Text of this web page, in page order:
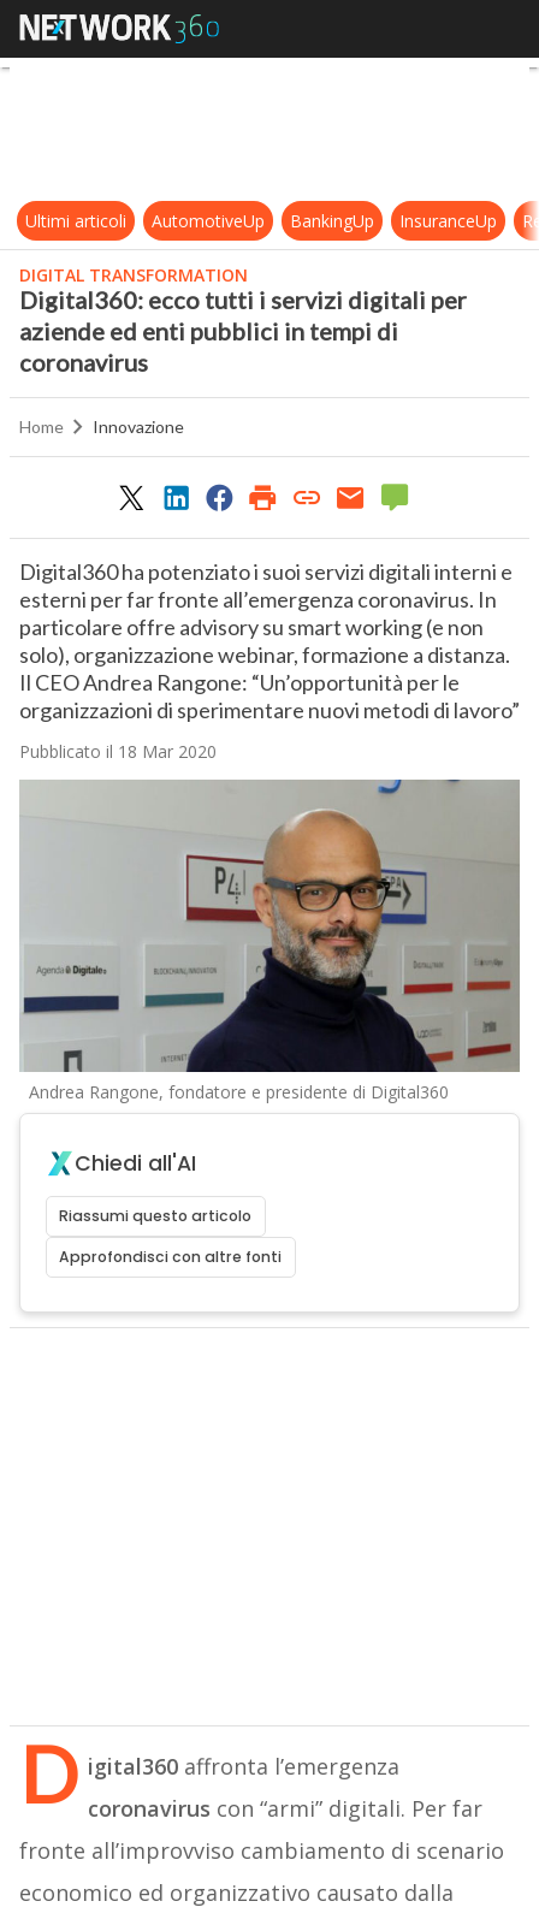
Digital360: ecco tutti i servizi
Ultimi articoli AutomotiveUp BankingUp InsuranceUp
DIGITAL TRANSFORMATION
Digital360: ecco tutti i servizi digitali per
aziende ed enti pubblici in tempi di
coronavirus
Home Innovazione
Digital360 ha potenziato i suoi servizi digitali interni e
esterni per far fronte all’emergenza coronavirus. In
particolare offre advisory su smart working (e non
solo), organizzazione webinar, formazione a distanza.
Il CEO Andrea Rangone: “Un’opportunità per le
organizzazioni di sperimentare nuovi metodi di lavoro”
Pubblicato il 18 Mar 2020
Andrea Rangone, fondatore e presidente di Digital360
Chiedi all'AI
Riassumi questo articolo
Approfondisci con altre fonti
D igital360affronta l’emergenza
coronavirus con “armi” digitali. Per far
fronte all’improvviso cambiamento di scenario
economico ed organizzativo causato dalla